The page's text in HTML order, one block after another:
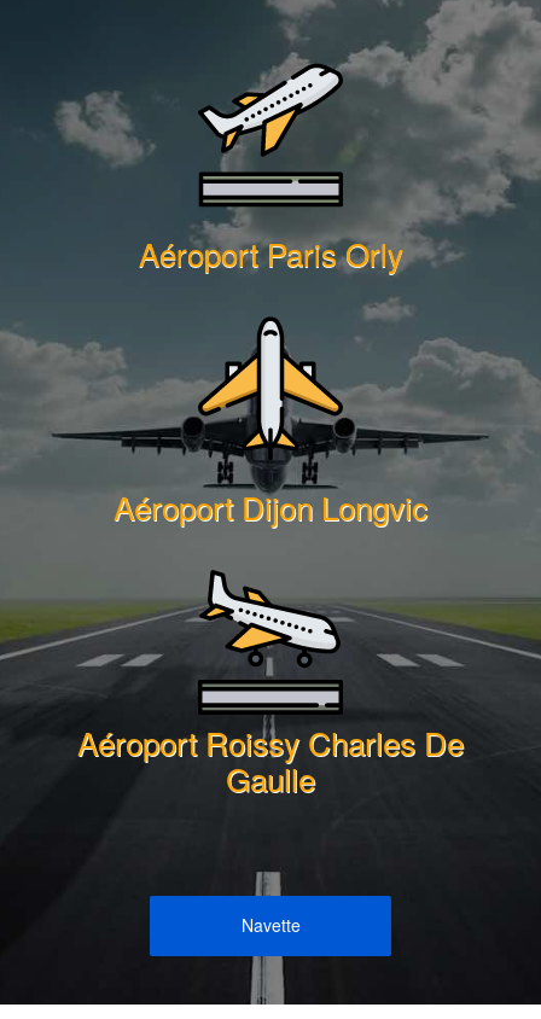
Aéroport Paris Orly
Aéroport Dijon Longvic
Aéroport Roissy Charles De
Gaulle
Navette